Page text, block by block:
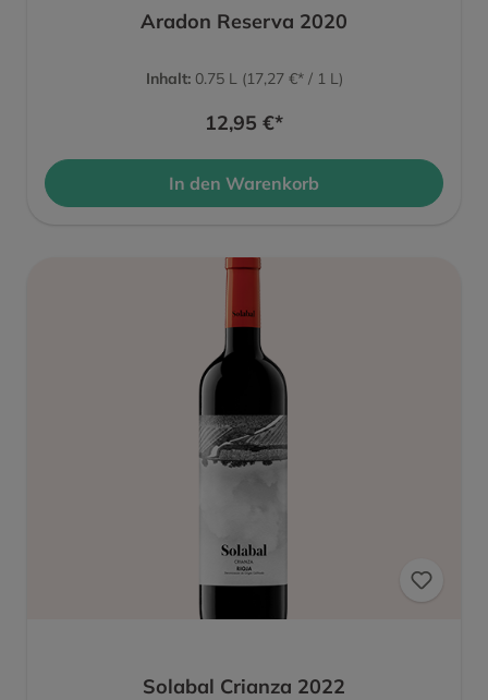
Aradon Reserva 2020
Inhalt: 0.75 L (17,27 €* / 1 L)
12,95 €*
In den Warenkorb
Solabal Crianza 2022